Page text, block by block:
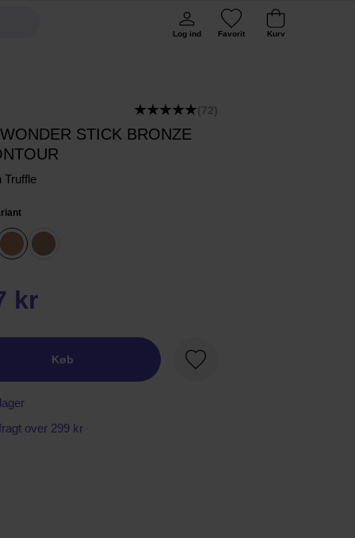
Log ind Favorit Kurv
(72)
STICK BRONZE
Truffle
kr
Køb
Favorit
over 299 kr